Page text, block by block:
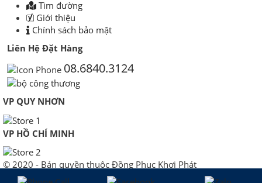
Tìm đường
Giới thiệu
Chính sách bảo mật
Liên Hệ Đặt Hàng
08.6840.3124
VP QUY NHƠN
VP HỒ CHÍ MINH
© 2020 - Bản quyền thuộc Đồng Phục Khơi Phát
Giấy chứng nhận Đăng ký Kinh doanh số 0106293853 do Sở